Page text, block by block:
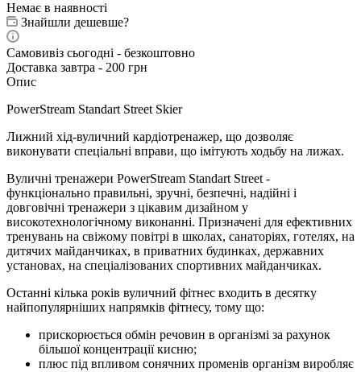
Немає в наявності
Знайшли дешевше?
Самовивіз сьогодні - безкоштовно
Доставка завтра - 200 грн
Опис
PowerStream Standart Street Skier
Лижний хід-вуличний кардіотренажер, що дозволяє
виконувати спеціальні вправи, що імітують ходьбу на лижах.
Вуличні тренажери PowerStream Standart Street -
функціонально правильні, зручні, безпечні, надійні і
довговічні тренажери з цікавим дизайном у
високотехнологічному виконанні. Призначені для ефективних
тренувань на свіжому повітрі в школах, санаторіях, готелях, на
дитячих майданчиках, в приватних будинках, державних
установах, на спеціалізованих спортивних майданчиках.
Останні кілька років вуличний фітнес входить в десятку
найпопулярніших напрямків фітнесу, тому що:
прискорюється обмін речовин в організмі за рахунок
більшої концентрації кисню;
плюс під впливом сонячних променів організм виробляє